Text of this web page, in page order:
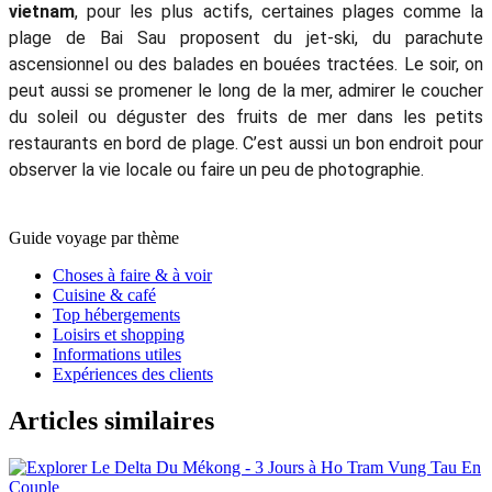
vietnam, pour les plus actifs, certaines plages comme la
plage de Bai Sau proposent du jet-ski, du parachute
ascensionnel ou des balades en bouées tractées. Le soir, on
peut aussi se promener le long de la mer, admirer le coucher
du soleil ou déguster des fruits de mer dans les petits
restaurants en bord de plage. C’est aussi un bon endroit pour
observer la vie locale ou faire un peu de photographie.
Guide voyage par thème
Choses à faire & à voir
Cuisine & café
Top hébergements
Loisirs et shopping
Informations utiles
Expériences des clients
Articles similaires